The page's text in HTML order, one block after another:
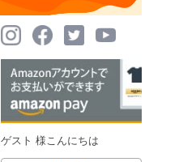
ゲスト 様こんにちは